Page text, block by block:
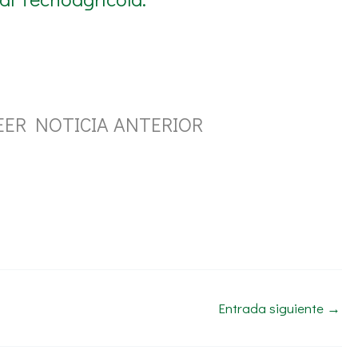
NOTICIA ANTERIOR
Entrada siguiente →